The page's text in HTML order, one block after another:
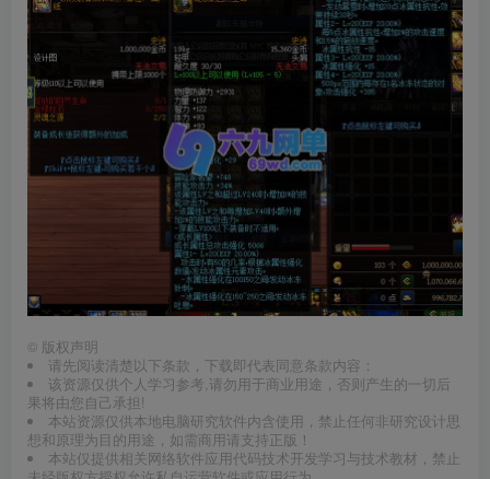
© 版权声明
请先阅读清楚以下条款，下载即代表同意条款内容：
该资源仅供个人学习参考,请勿用于商业用途，否则产生的一切后
果将由您自己承担!
本站资源仅供本地电脑研究软件内含使用，禁止任何非研究设计思
想和原理为目的用途，如需商用请支持正版！
本站仅提供相关网络软件应用代码技术开发学习与技术教材，禁止